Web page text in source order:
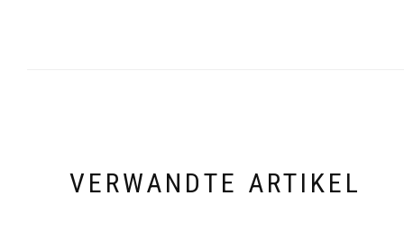
VERWANDTE ARTIKEL